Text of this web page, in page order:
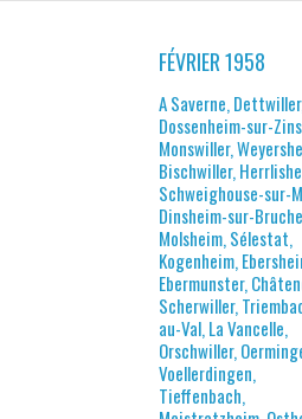
FÉVRIER 1958
A Saverne,
Dossenheim-sur-
Monswiller,
Bischwiller,
Schweighouse-sur-
Dinsheim-sur-
Molsheim, Sélestat,
Kogenheim,
Ebermunster,
Scherwiller,
au-Val, La Vancelle,
Orschwiller,
Voellerdingen,
Tieffenbach,